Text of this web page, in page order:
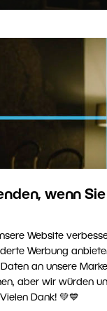
wenn
Website
Werbung
an unsere
aber wir würden
Dank! 💚💙
Ayer (Warner